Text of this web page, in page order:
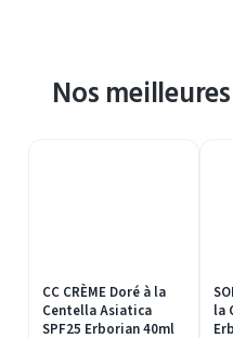
Nos
CC CRÈME Doré à la
Centella Asiatica
SPF25 Erborian 40ml
la